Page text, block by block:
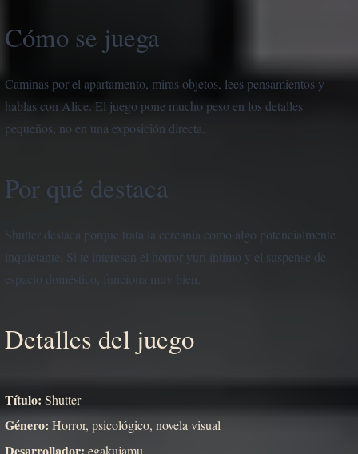
Cómo se juega
Caminas por el apartamento, miras objetos, lees pensamientos y
hablas con Alice. El juego pone mucho peso en los detalles
pequeños, no en una exposición directa.
Por qué destaca
Shutter destaca porque trata la cercanía como algo potencialmente
inquietante. Si te interesan el horror yuri íntimo y el suspense de
espacio doméstico, funciona muy bien.
Detalles del juego
Título: Shutter
Género: Horror, psicológico, novela visual
Desarrollador: egakujamu